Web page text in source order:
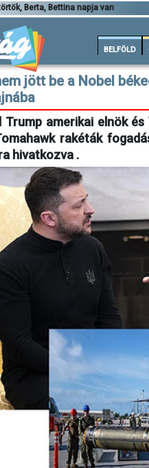
Berta, Bettina napja van
BELFÖLD
jött be a Nobel
Trump amerikai elnök
rakéták
hivatkozva .